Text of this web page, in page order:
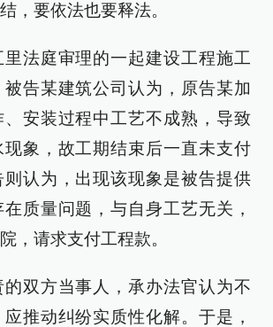
，要依法也要释法。
法庭审理的一起建设工程施工
告某建筑公司认为，原告某加
安装过程中工艺不成熟，导致
象，故工期结束后一直未支付
认为，出现该现象是被告提供
质量问题，与自身工艺无关，
，请求支付工程款。
双方当事人，承办法官认为不
推动纠纷实质性化解。于是，